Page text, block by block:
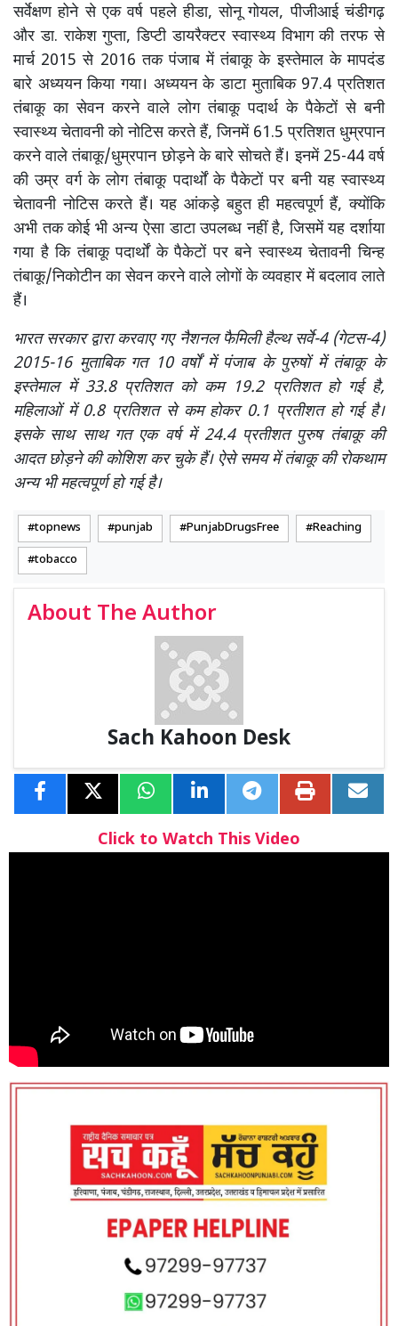
सर्वेक्षण होने से एक वर्ष पहले हीडा, सोनू गोयल, पीजीआई चंडीगढ़
और डा. राकेश गुप्ता, डिप्टी डायरैक्टर स्वास्थ्य विभाग की तरफ से
मार्च 2015 से 2016 तक पंजाब में तंबाकू के इस्तेमाल के मापदंड
बारे अध्ययन किया गया। अध्ययन के डाटा मुताबिक 97.4 प्रतिशत
तंबाकू का सेवन करने वाले लोग तंबाकू पदार्थ के पैकेटों से बनी
स्वास्थ्य चेतावनी को नोटिस करते हैं, जिनमें 61.5 प्रतिशत धुम्रपान
करने वाले तंबाकू/धुम्रपान छोड़ने के बारे सोचते हैं। इनमें 25-44 वर्ष
की उम्र वर्ग के लोग तंबाकू पदार्थों के पैकेटों पर बनी यह स्वास्थ्य
चेतावनी नोटिस करते हैं। यह आंकड़े बहुत ही महत्वपूर्ण हैं, क्योंकि
अभी तक कोई भी अन्य ऐसा डाटा उपलब्ध नहीं है, जिसमें यह दर्शाया
गया है कि तंबाकू पदार्थों के पैकेटों पर बने स्वास्थ्य चेतावनी चिन्ह
तंबाकू/निकोटीन का सेवन करने वाले लोगों के व्यवहार में बदलाव लाते
हैं।
भारत सरकार द्वारा करवाए गए नैशनल फैमिली हैल्थ सर्वे-4 (गेटस-4)
2015-16 मुताबिक गत 10 वर्षों में पंजाब के पुरुषों में तंबाकू के
इस्तेमाल में 33.8 प्रतिशत को कम 19.2 प्रतिशत हो गई है,
महिलाओं में 0.8 प्रतिशत से कम होकर 0.1 प्रतीशत हो गई है।
इसके साथ साथ गत एक वर्ष में 24.4 प्रतीशत पुरुष तंबाकू की
आदत छोड़ने की कोशिश कर चुके हैं। ऐसे समय में तंबाकू की रोकथाम
अन्य भी महत्वपूर्ण हो गई है।
topnews punjab PunjabDrugsFree Reaching
tobacco
About The Author
Sach Kahoon Desk
Click to Watch This Video